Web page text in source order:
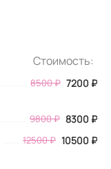
Стоимость:
8500₽ 7200 ₽
9800 ₽ 8300 ₽
12500 ₽ 10500 ₽